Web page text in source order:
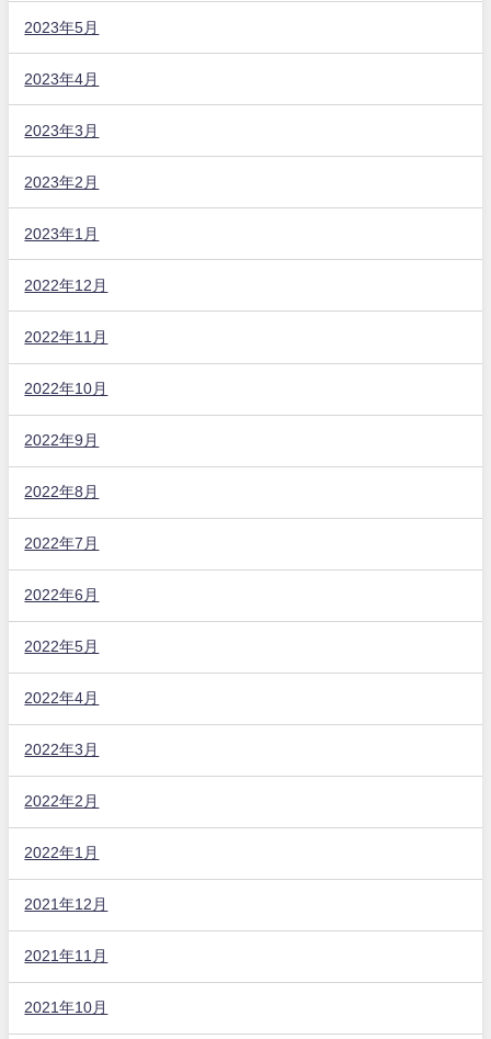
2023年5月
2023年4月
2023年3月
2023年2月
2023年1月
2022年12月
2022年11月
2022年10月
2022年9月
2022年8月
2022年7月
2022年6月
2022年5月
2022年4月
2022年3月
2022年2月
2022年1月
2021年12月
2021年11月
2021年10月